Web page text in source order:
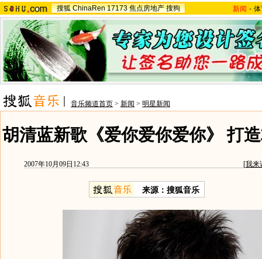
搜狐 ChinaRen 17173 焦点房地产 搜狗 新闻 -
音乐频道首页 > 新闻 > 明星新闻
胡清蓝新歌《爱你爱你爱你》 打
2007年10月09日12:43 [我来
来源：搜狐音乐